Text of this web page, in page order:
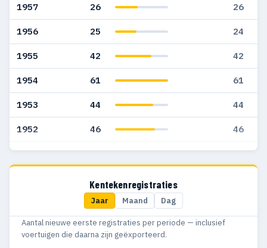
1957 26 26
1956 25 24
1955 42 42
1954 61 61
1953 44 44
1952 46 46
1951 45 45
29
1948 9
Kentekenregistraties
Jaar Maand Dag
Aantal nieuwe eerste registraties per periode — inclusief
voertuigen die daarna zijn geëxporteerd.